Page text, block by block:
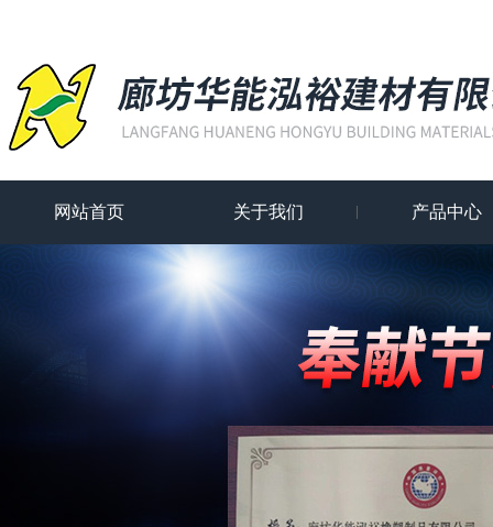
网站首页 关于我们 产品中心